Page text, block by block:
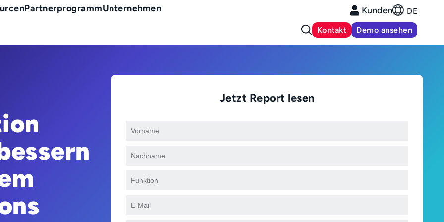
PartnerprogrammUnternehmen Kunden DE
Kontakt Demo ansehen
Jetzt Report lesen